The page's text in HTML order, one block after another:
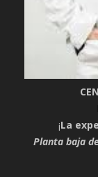
¡La
Planta baja